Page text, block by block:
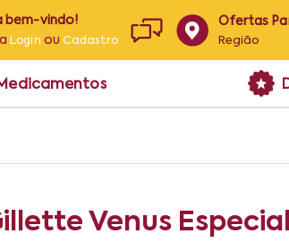
bem-vindo!
Login ouCadastro
Ofertas
Região
Alagoas
Venus